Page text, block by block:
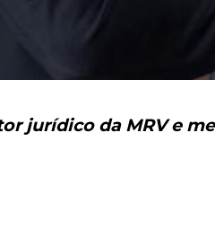
jurídico da MRV e